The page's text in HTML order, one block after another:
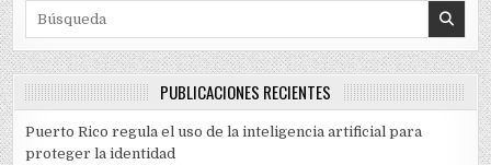
Search for:
PUBLICACIONES RECIENTES
Puerto Rico regula el uso de la inteligencia artificial para
proteger la identidad